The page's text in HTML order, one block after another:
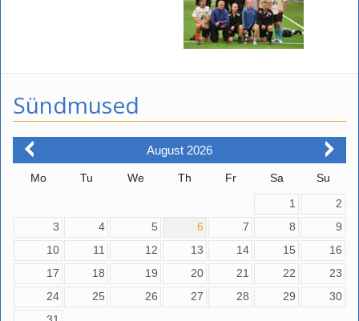
Sündmused
August 2026
Mo Tu We Th Fr Sa Su
1
2
3
4 5 6 7 8
9
10
11 12 13 14 15
16
17
18 19 20 21 22
23
24
25 26 27 28 29
30